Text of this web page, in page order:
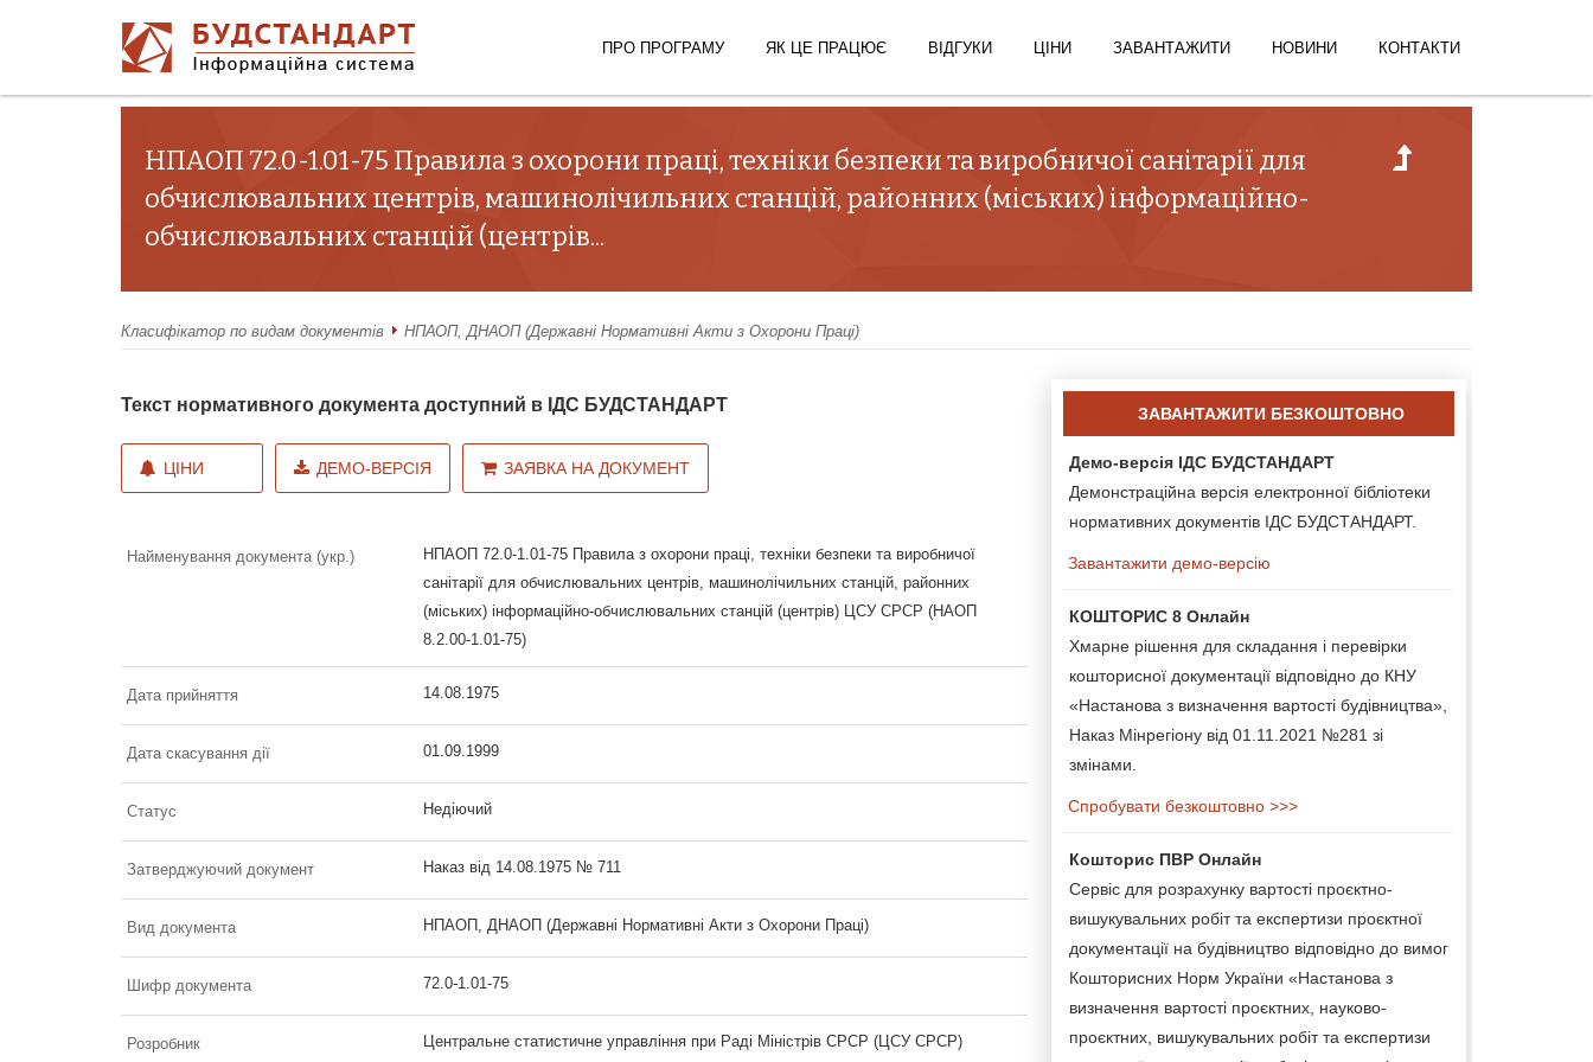
ПРО ПРОГРАМУ ЯК ЦЕ ПРАЦЮЄ ВІДГУКИ ЦІНИ ЗАВАНТАЖИТИ НОВИНИ КОНТАКТИ
НПАОП 72.0-1.01-75 Правила з охорони праці, техніки безпеки та виробничої санітарії для
обчислювальних центрів, машинолічильних станцій, районних (міських) інформаційно-
обчислювальних станцій (центрів...
Класифікатор по видам документів НПАОП, ДНАОП (Державні Нормативні Акти з Охорони Праці)
Текст нормативного документа доступний в ІДС БУДСТАНДАРТ
ЦІНИ ДЕМО-ВЕРСІЯ ЗАЯВКА НА ДОКУМЕНТ
Найменування документа (укр.)
НПАОП 72.0-1.01-75 Правила з охорони праці, техніки безпеки та виробничої
санітарії для обчислювальних центрів, машинолічильних станцій, районних
(міських) інформаційно-обчислювальних станцій (центрів) ЦСУ СРСР (НАОП
8.2.00-1.01-75)
Дата прийняття 14.08.1975
Дата скасування дії 01.09.1999
Статус Недіючий
Затверджуючий документ Наказ від 14.08.1975 № 711
Вид документа НПАОП, ДНАОП (Державні Нормативні Акти з Охорони Праці)
Шифр документа 72.0-1.01-75
Розробник Центральне статистичне управління при Раді Міністрів СРСР (ЦСУ СРСР)
ЗАВАНТАЖИТИ БЕЗКОШТОВНО
Демо-версія ІДС БУДСТАНДАРТ
Демонстраційна версія електронної бібліотеки
нормативних документів ІДС БУДСТАНДАРТ.
Завантажити демо-версію
КОШТОРИС 8 Онлайн
Хмарне рішення для складання і перевірки
кошторисної документації відповідно до КНУ
«Настанова з визначення вартості будівництва»,
Наказ Мінрегіону від 01.11.2021 №281 зі
змінами.
Спробувати безкоштовно >>>
Кошторис ПВР Онлайн
Сервіс для розрахунку вартості проєктно-
вишукувальних робіт та експертизи проєктної
документації на будівництво відповідно до вимог
Кошторисних Норм України «Настанова з
визначення вартості проєктних, науково-
проєктних, вишукувальних робіт та експертизи